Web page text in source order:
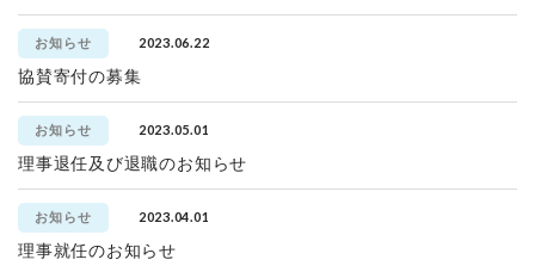
お知らせ 2023.06.22
協賛寄付の募集
お知らせ 2023.05.01
理事退任及び退職のお知らせ
お知らせ 2023.04.01
理事就任のお知らせ